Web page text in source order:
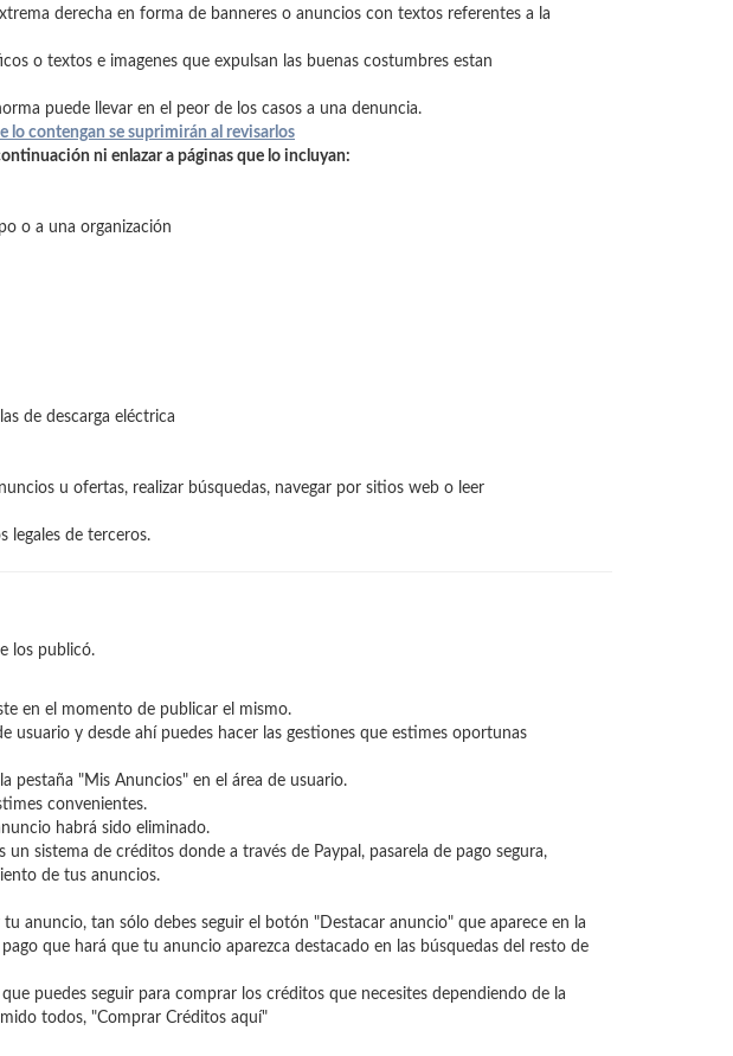
derecha en forma de banneres o anuncios con textos referentes a la
o textos e imagenes que expulsan las buenas costumbres estan
puede llevar en el peor de los casos a una denuncia.
lo contengan se suprimirán al revisarlos
ni enlazar a páginas que lo incluyan:
o a una organización
de descarga eléctrica
u ofertas, realizar búsquedas, navegar por sitios web o leer
legales de terceros.
los publicó.
en el momento de publicar el mismo.
usuario y desde ahí puedes hacer las gestiones que estimes oportunas
pestaña "Mis Anuncios" en el área de usuario.
convenientes.
habrá sido eliminado.
sistema de créditos donde a través de Paypal, pasarela de pago segura,
de tus anuncios.
anuncio, tan sólo debes seguir el botón "Destacar anuncio" que aparece en la
que hará que tu anuncio aparezca destacado en las búsquedas del resto de
puedes seguir para comprar los créditos que necesites dependiendo de la
todos, "Comprar Créditos aquí"